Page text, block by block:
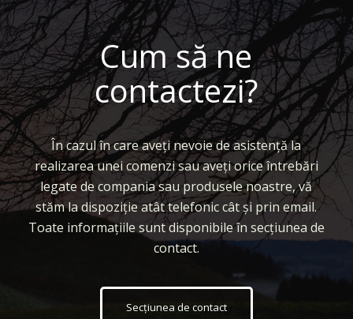
Cum să ne
contactezi?
În cazul în care aveți nevoie de asistență la
realizarea unei comenzi sau aveți orice întrebări
legate de compania sau produsele noastre, vă
stăm la dispoziție atât telefonic cât și prin email.
Toate informațiile sunt disponibile în secțiunea de
contact.
Secțiunea de contact